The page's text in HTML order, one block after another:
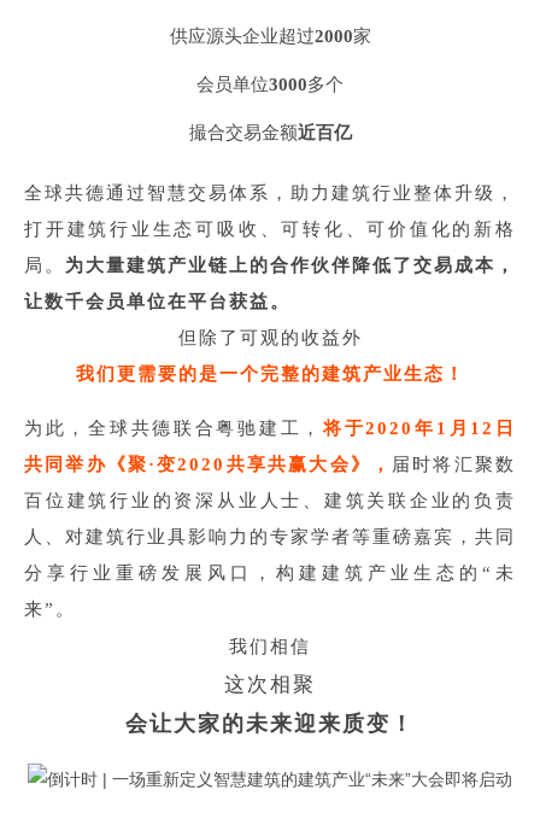
供应源头企业超过2000家
会员单位3000多个
撮合交易金额近百亿
全球共德通过智慧交易体系，助力建筑行业整体升级，
打开建筑行业生态可吸收、可转化、可价值化的新格
局。 为大量建筑产业链上的合作伙伴降低了交易成本，
让数千会员单位在平台获益。
但除了可观的收益外
我们更需要的是一个完整的建筑产业生态！
为此，全球共德联合粤驰建工，将于2020 年 1 月 12 日
共同举办《聚·变2020 共享共赢大会》，
届时将汇聚数
百位建筑行业的资深从业人士、建筑关联企业的负责
人、对建筑行业具影响力的专家学者等重磅嘉宾，共同
分享行业重磅发展风口，构建建筑产业生态的 “ 未
来” 。
我们相信
这次相聚
会让大家的未来迎来质变！